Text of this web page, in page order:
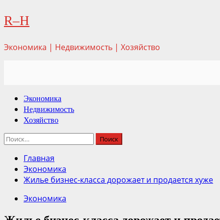
Перейти
к
R–H
Экономика | Недвижимость | Хозяйство
Основное
меню
Экономика
Недвижимость
Хозяйство
Найти:
Главная
Экономика
Жилье бизнес-класса дорожает и продается хуже
Экономика